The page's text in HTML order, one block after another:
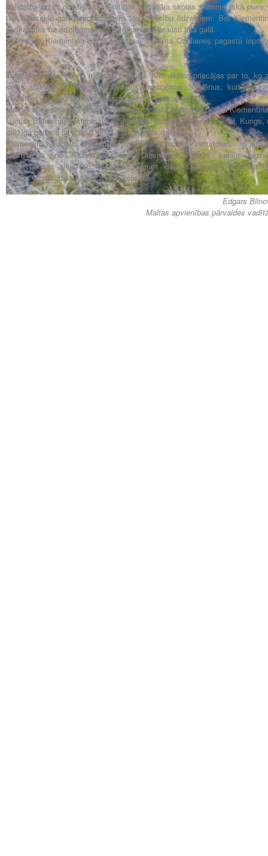
palīdzība ražas novākšanā. Grūtības sagādāja skolas saimnieciskā
trūka līdzekļu gan remontdarbiem, gan mācību līdzekļiem. Bet
neskatoties uz grūtībām un sarežģījumiem, ar visu tika galā.
2016.gadā Klementina-Lucija Buharina saņēma Ozolaines pagasta
balvu.
Tagad, vērojot mūs no mākoņu maliņas, Klementina priecājas par to, ko
sevis atstājusi: mīlošu ģimeni, dēlus, mazbērnus, skolēnus, kuri par
skolotāju var teikt tikai vissiltākos, vissirsnīgākos vārdus.
Maltas apvienības pārvalde Ozolaines pagastā izsaka līdzjūtību
Lucijas Buharinas ģimenei un radiniekiem. Mūžīgo mieru dod viņai, Kungs,
mūžīgā gaisma lai atspīd viņai! Lai viņa dus mierā!
Klementinas-Lucijas Buharinas izvadīšana notiks ceturtdien,
plkst.10.00. no Rēzeknes Sāpju Dievmātes Romas katoļu
(Atbrīvošanas aleja 89, Rēzeknē). Zemes klēpī Klementīne – Lūcija
guldīta Ozolmuižas pagasta Laļu kapsētā.
Edgars
Maltas apvienības pārvaldes